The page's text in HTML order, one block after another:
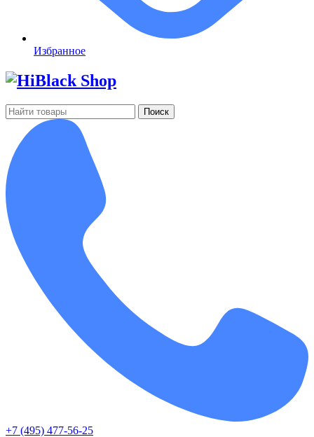
Избранное
Поиск
+7 (495) 477-56-25